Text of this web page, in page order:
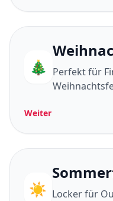
🎄 Perfekt für
Weiter
☀️ Locker für